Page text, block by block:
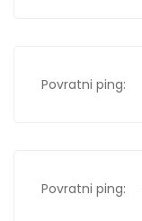
Povratni ping:
Povratni ping: